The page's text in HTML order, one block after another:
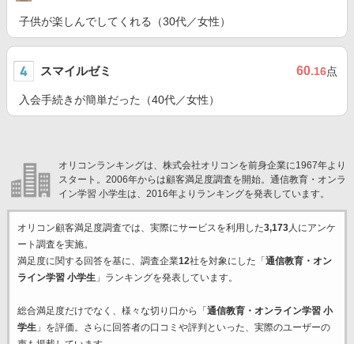
子供が楽しんでしてくれる（30代／女性）
スマイルゼミ 60.16点
入会手続きが簡単だった（40代／女性）
オリコンランキングは、株式会社オリコンを前身企業に1967年より
スタート。2006年からは顧客満足度調査を開始。通信教育・オンラ
イン学習 小学生は、2016年よりランキングを発表しています。
オリコン顧客満足度調査では、実際にサービスを利用した3,173人にアンケ
ート調査を実施。
満足度に関する回答を基に、調査企業12社を対象にした「 通信教育・オン
ライン学習 小学生」ランキングを発表しています。
総合満足度だけでなく、様々な切り口から「 通信教育・オンライン学習 小
学生」を評価。さらに回答者の口コミや評判といった、実際のユーザーの